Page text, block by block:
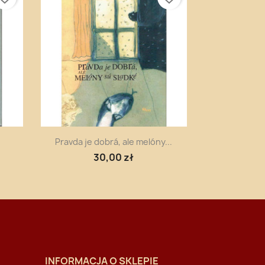
Szybki podgląd
Pravda je dobrá, ale melóny...
30,00 zł
INFORMACJA O SKLEPIE